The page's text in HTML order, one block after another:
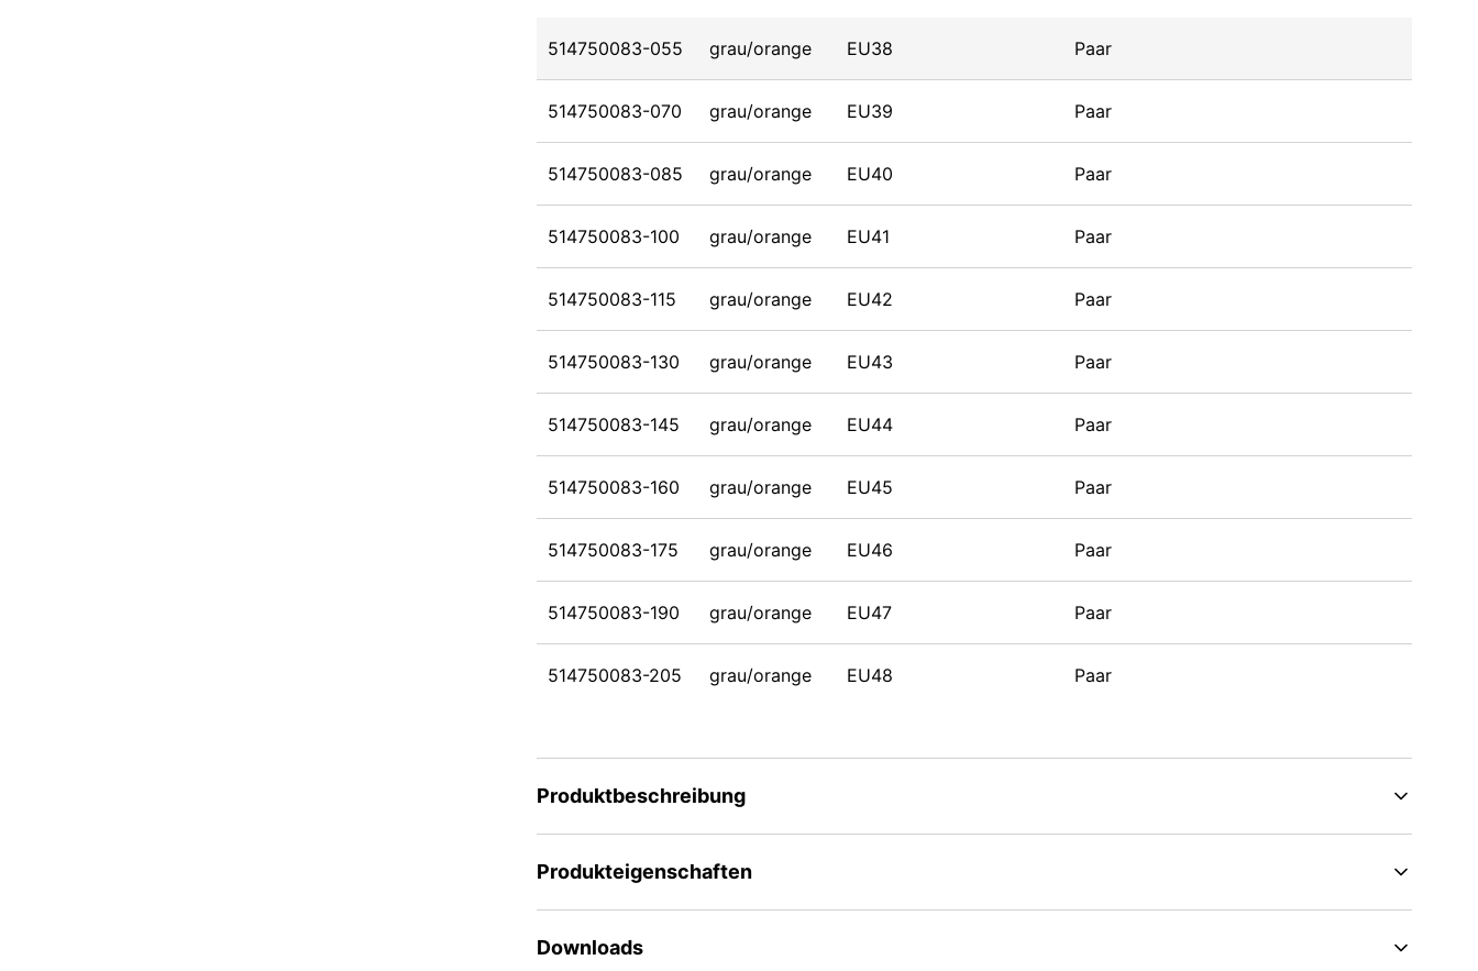
514750083-055 grau/orange EU38 Paar
514750083-070 grau/orange EU39 Paar
514750083-085 grau/orange EU40 Paar
514750083-100 grau/orange EU41 Paar
514750083-115 grau/orange EU42 Paar
514750083-130 grau/orange EU43 Paar
514750083-145 grau/orange EU44 Paar
514750083-160 grau/orange EU45 Paar
514750083-175 grau/orange EU46 Paar
514750083-190 grau/orange EU47 Paar
514750083-205 grau/orange EU48 Paar
Produktbeschreibung
Produkteigenschaften
Downloads